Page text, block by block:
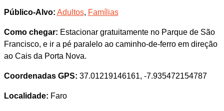
Público-Alvo: Adultos, Famílias
Como chegar: Estacionar gratuitamente no Parque de São
Francisco, e ir a pé paralelo ao caminho-de-ferro em direção
ao Cais da Porta Nova.
Coordenadas GPS: 37.01219146161, -7.935472154787
Localidade: Faro